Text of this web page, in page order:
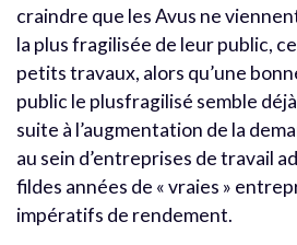
craindre que les Avus ne
la plus fragilisée de leur public,
petits travaux, alors qu’une
public le plusfragilisé semble
suite à l’augmentation de la
au sein d’entreprises de travail
fildes années de « vraies »
impératifs de rendement.